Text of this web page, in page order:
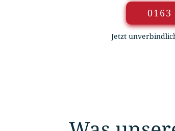
0163
Jetzt